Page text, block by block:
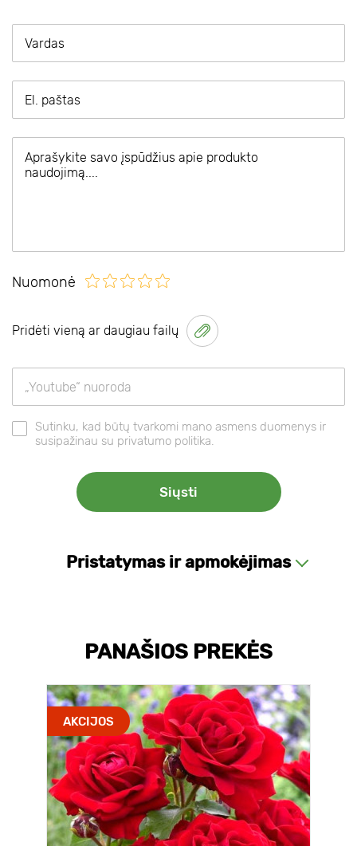
Nuomonė
Pridėti vieną ar daugiau failų
Sutinku, kad būtų tvarkomi mano asmens duomenys ir
susipažinau su privatumo politika.
Pristatymas ir apmokėjimas
PANAŠIOS PREKĖS
AKCIJOS